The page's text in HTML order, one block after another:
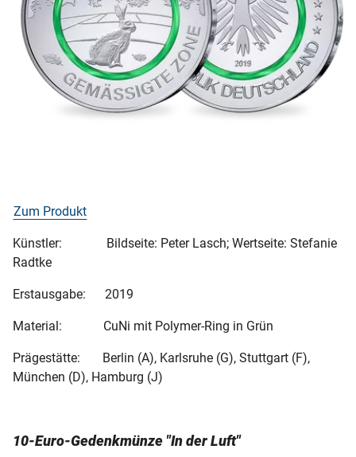
Zum Produkt
Künstler: Bildseite: Peter Lasch; Wertseite: Stefanie
Radtke
Erstausgabe: 2019
Material: CuNi mit Polymer-Ring in Grün
Prägestätte: Berlin (A), Karlsruhe (G), Stuttgart (F),
München (D), Hamburg (J)
10-Euro-Gedenkmünze "In der Luft"